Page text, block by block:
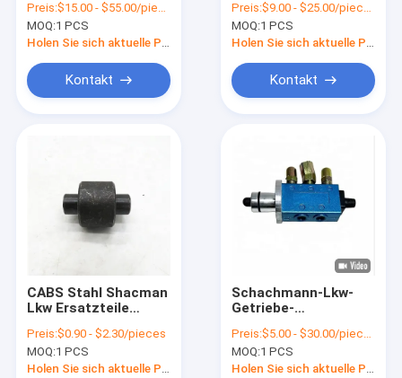
ist der Betrag der
Verbrennungsmenge
zu berücksichtigen,
Berechnung der
Verbrennungsmenge
Preis:$15.00 - $55.00/pieces
MOQ:1 PCS
Kontakt
Schutzventil
81.52151.6094/
Preis:$9.00 - $25.00/pieces
MOQ:1 PCS
Kontakt
CABS Stahl Shacman
Lkw Ersatzteile
199000340027 und
erschwinglich
Preis:$0.90 - $2.30/pieces
MOQ:1 PCS
Holen Sie sich aktuelle Preis
Schachmann-Lkw-
Getriebe-
Ersatzteile-Glied
doppeltes H-
Luftventil
Preis:$5.00 - $30.00/pieces
MOQ:1 PCS
Holen Sie sich aktuelle Preis